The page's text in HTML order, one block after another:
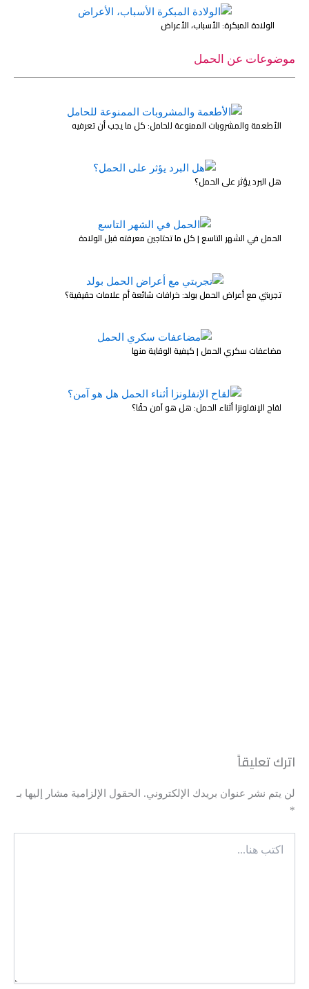
الولادة المبكرة: الأسباب، الأعراض
موضوعات عن الحمل
الأطعمة والمشروبات الممنوعة للحامل: كل ما يجب أن تعرفيه
هل البرد يؤثر على الحمل؟
الحمل في الشهر التاسع | كل ما تحتاجين معرفته قبل الولادة
تجربتي مع أعراض الحمل بولد: خرافات شائعة أم علامات حقيقية؟
مضاعفات سكري الحمل | كيفية الوقاية منها
لقاح الإنفلونزا أثناء الحمل: هل هو آمن حقًا؟
حقيقي بكل مرحلة من رحلتك الصحية
اترك تعليقاً
لن يتم نشر عنوان بريدك الإلكتروني.
الحقول الإلزامية مشار إليها بـ
*
هنا...